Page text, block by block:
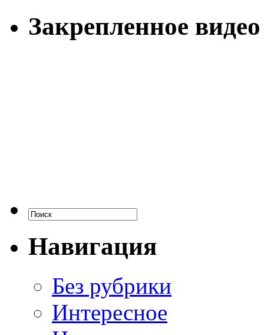
Закрепленное видео
Навигация
Без рубрики
Интересное